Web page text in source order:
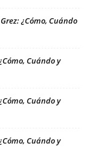
¿Cómo, Cuándo
Cuándo y
Cuándo y
Cuándo y